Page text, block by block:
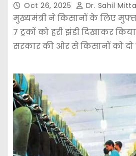
Oct 26, 2025 Dr. Sahil
मुख्यमंत्री ने किसानों के लिए
7 ट्रकों को हरी झंडी दिखाकर
सरकार की ओर से किसानों को